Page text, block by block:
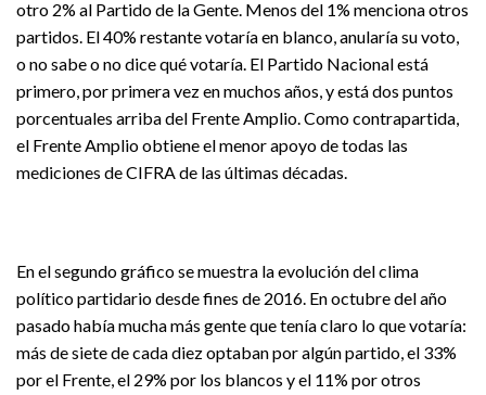
otro 2% al Partido de la Gente. Menos del 1% menciona otros
partidos. El 40% restante votaría en blanco, anularía su voto,
o no sabe o no dice qué votaría. El Partido Nacional está
primero, por primera vez en muchos años, y está dos puntos
porcentuales arriba del Frente Amplio. Como contrapartida,
el Frente Amplio obtiene el menor apoyo de todas las
mediciones de CIFRA de las últimas décadas.
En el segundo gráfico se muestra la evolución del clima
político partidario desde fines de 2016. En octubre del año
pasado había mucha más gente que tenía claro lo que votaría:
más de siete de cada diez optaban por algún partido, el 33%
por el Frente, el 29% por los blancos y el 11% por otros